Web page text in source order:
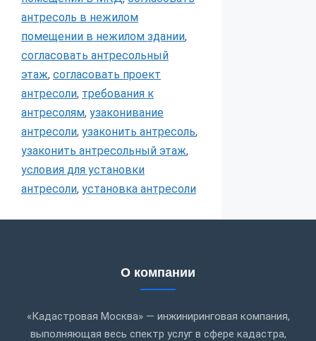
антресоль в нежилом
помещении в нежилом здании,
согласовать антресольный
этаж, согласовать проект
антресоли, требования к
антресолям, узаконивание
антресоли, узаконить антресоль,
узаконить антресольный этаж,
условия для установки
антресоли, установка антресоли
О компании
«Кадастровая Москва» — инжиниринговая компания,
выполняющая весь спектр услуг в сфере кадастра,